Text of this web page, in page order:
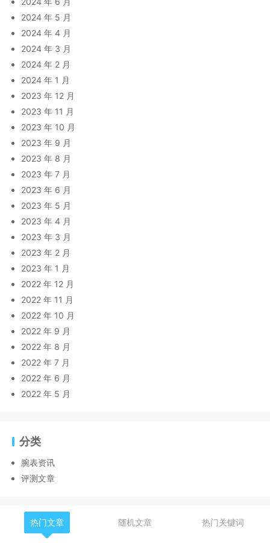
2024 年 5 月
2024 年 4 月
2024 年 3 月
2024 年 2 月
2024 年 1 月
2023 年 12 月
2023 年 11 月
2023 年 10 月
2023 年 9 月
2023 年 8 月
2023 年 7 月
2023 年 6 月
2023 年 5 月
2023 年 4 月
2023 年 3 月
2023 年 2 月
2023 年 1 月
2022 年 12 月
2022 年 11 月
2022 年 10 月
2022 年 9 月
2022 年 8 月
2022 年 7 月
2022 年 6 月
2022 年 5 月
分类
腕表资讯
评测文章
热门文章 随机文章 热门关键词